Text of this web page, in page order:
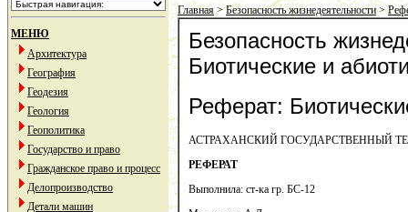
МЕНЮ
Архитектура
География
Геодезия
Геология
Геополитика
Государство и право
Гражданское право и процесс
Делопроизводство
Детали машин
Главная>Безопасность жизнедеятельности>
Безопасность
Биотические и
Реферат:
АСТРАХАНСКИЙ ГОСУДАРСТВЕННЫЙ
РЕФЕРАТ
Выполнила: ст-ка гр. БС-12